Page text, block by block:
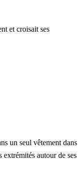
extrémités autour de ses